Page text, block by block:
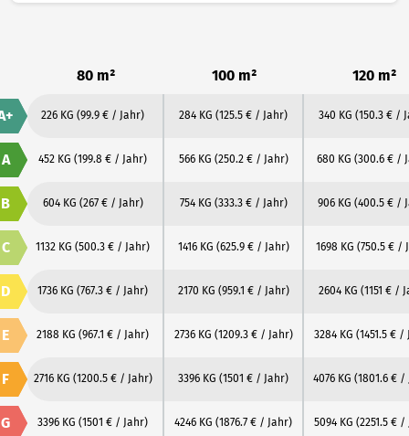
80 m² 100 m² 120 m²
226 KG (99.9 € / Jahr) 284 KG (125.5 € / Jahr) 340 KG (150.3 € /
A 452 KG (199.8 € / Jahr) 566 KG (250.2 € / Jahr) 680 KG (300.6 € /
B 604 KG (267 € / Jahr) 754 KG (333.3 € / Jahr) 906 KG (400.5 € /
C 1132 KG (500.3 € / Jahr) 1416 KG (625.9 € / Jahr) 1698 KG (750.5 € /
D 1736 KG (767.3 € / Jahr) 2170 KG (959.1 € / Jahr) 2604 KG (1151 € /
E 2188 KG (967.1 € / Jahr) 2736 KG (1209.3 € / Jahr) 3284 KG (1451.5 € /
F 2716 KG (1200.5 € / Jahr) 3396 KG (1501 € / Jahr) 4076 KG (1801.6 € /
G 3396 KG (1501 € / Jahr) 4246 KG (1876.7 € / Jahr) 5094 KG (2251.5 € /